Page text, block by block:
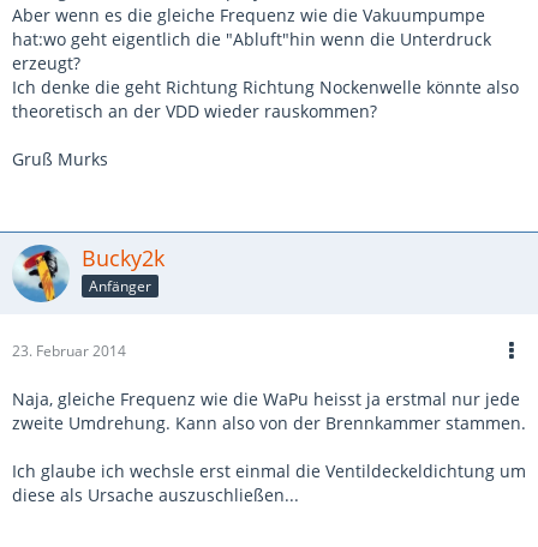
Aber wenn es die gleiche Frequenz wie die Vakuumpumpe
hat:wo geht eigentlich die "Abluft"hin wenn die Unterdruck
erzeugt?
Ich denke die geht Richtung Richtung Nockenwelle könnte also
theoretisch an der VDD wieder rauskommen?
Gruß Murks
Bucky2k
Anfänger
23. Februar 2014
Naja, gleiche Frequenz wie die WaPu heisst ja erstmal nur jede
zweite Umdrehung. Kann also von der Brennkammer stammen.
Ich glaube ich wechsle erst einmal die Ventildeckeldichtung um
diese als Ursache auszuschließen...